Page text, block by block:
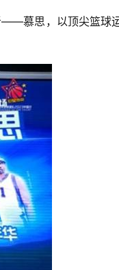
慕思，以顶尖篮球